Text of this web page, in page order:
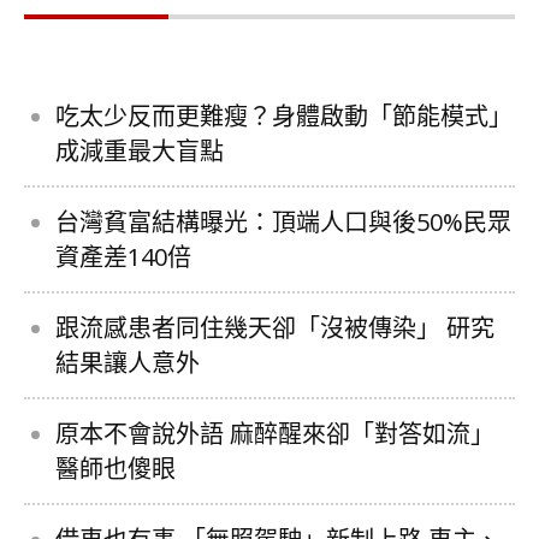
吃太少反而更難瘦？身體啟動「節能模式」
成減重最大盲點
台灣貧富結構曝光：頂端人口與後50%民眾
資產差140倍
跟流感患者同住幾天卻「沒被傳染」 研究
結果讓人意外
原本不會說外語 麻醉醒來卻「對答如流」
醫師也傻眼